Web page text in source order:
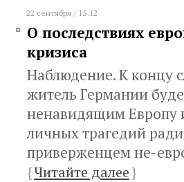
22 сентября / 15:12
О последствиях
кризиса
Наблюдение. К концу
житель Германии
ненавидящим Европу
личных трагедий
приверженцем не-
{Читайте далее}